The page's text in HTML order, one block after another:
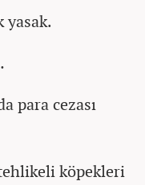
yasak.
para cezası
köpekleri